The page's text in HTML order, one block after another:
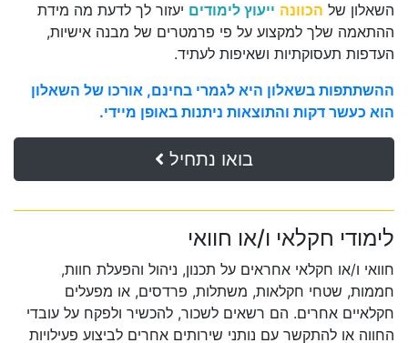
השאלון של הכוונה ייעוץ לימודים יעזור לך לדעת מה מידת
ההתאמה שלך למקצוע על פי פרמטרים של מבנה אישיות,
העדפות תעסוקתיות ושאיפות לעתיד.
ההשתתפות בשאלון היא לגמרי בחינם, אורכו של השאלון
הוא כעשר דקות והתוצאות ניתנות באופן מיידי.
בואו נתחיל
לימודי חקלאי ו/או חוואי
חוואי ו/או חקלאי אחראים על תכנון, ניהול והפעלת חוות,
חממות, שטחי חקלאות, משתלות, פרדסים, או מפעלים
חקלאיים אחרים. הם רשאים לשכור, להכשיר ולפקח על עובדי
החווה או להתקשר עם נותני שירותים אחרים לביצוע פעילויות